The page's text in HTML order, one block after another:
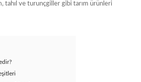
tahıl ve turunçgiller gibi tarım ürünleri